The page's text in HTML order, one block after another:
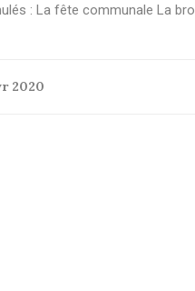
: La fête communale La
2020